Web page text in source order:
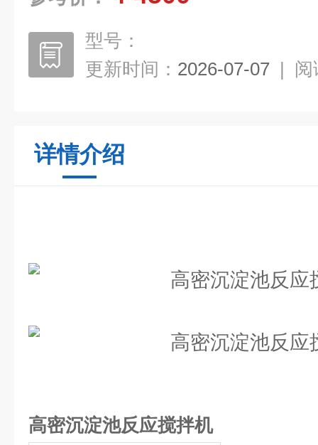
型号：
更新时间： 2026-07-07 | 阅
详情介绍
高密沉淀池反应搅拌机